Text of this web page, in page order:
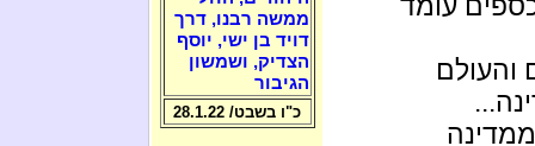
והעולם
ממשה רבנו, דרך
דויד בן ישי, יוסף
הצדיק, ושמשון
הגיבור
כ"ו בשבט/ 28.1.22